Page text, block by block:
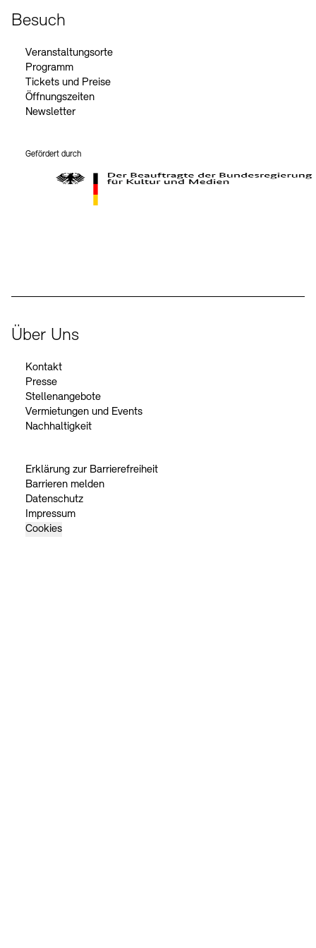
Besuch
Veranstaltungsorte
Programm
Tickets und Preise
Öffnungszeiten
Newsletter
Gefördert durch
Über Uns
Kontakt
Presse
Stellenangebote
Vermietungen und Events
Nachhaltigkeit
Erklärung zur Barrierefreiheit
Barrieren melden
Datenschutz
Impressum
Cookies